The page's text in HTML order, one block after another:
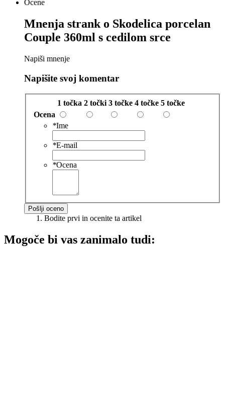
Ocene
Mnenja strank o Skodelica porcelan
Couple 360ml s cedilom srce
Napiši mnenje
Napišite svoj komentar
1 točka 2 točki 3 točke 4 točke 5 točke
Ocena
*Ime
*E-mail
*Ocena
Pošlji oceno
Bodite prvi in ocenite ta artikel
Mogoče bi vas zanimalo tudi: